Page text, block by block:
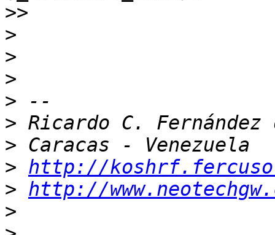
>>
>
>
>
>
>
>
> http://
> http://
>